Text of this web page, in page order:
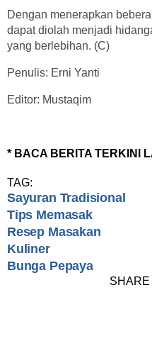
Dengan menerapkan
dapat diolah menjadi
yang berlebihan. (C)
Penulis: Erni Yanti
Editor: Mustaqim
* BACA BERITA TERKINI
TAG:
Sayuran Tradisional
Tips Memasak
Resep Masakan
Kuliner
Bunga Pepaya
SHARE